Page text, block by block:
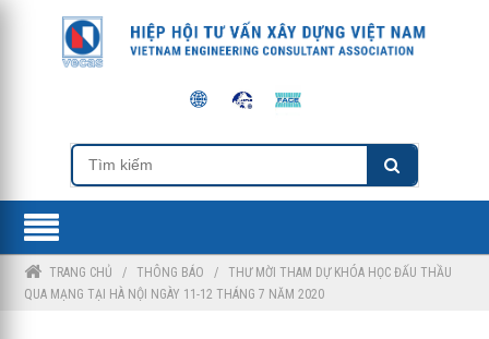
TRANG CHỦ /THÔNG BÁO /THƯ MỜI THAM DỰ KHÓA HỌC ĐẤU THẦU
QUA MẠNG TẠI HÀ NỘI NGÀY 11-12 THÁNG 7 NĂM 2020